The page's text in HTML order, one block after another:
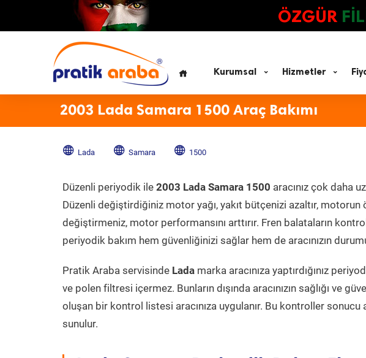
ÖZGÜR
Kurumsal Hizmetler
2003 Lada Samara 1500 Araç Bakımı
Lada Samara 1500
Düzenli periyodik ile 2003 Lada Samara 1500 aracınız çok daha
Düzenli değiştirdiğiniz motor yağı, yakıt bütçenizi azaltır, motorun
değiştirmeniz, motor performansını arttırır. Fren balataların
periyodik bakım hem güvenliğinizi sağlar hem de aracınızın
Pratik Araba servisinde Lada marka aracınıza yaptırdığınız
ve polen filtresi içermez. Bunların dışında aracınızın sağlığı ve
oluşan bir kontrol listesi aracınıza uygulanır. Bu kontroller sonucu
sunulur.